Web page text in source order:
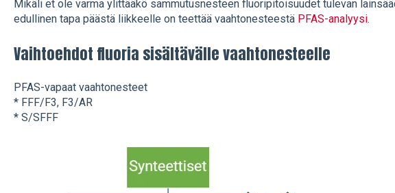
Mikäli et ole varma ylittääkö sammutusnesteen fluoripitoisuudet tulevan
edullinen tapa päästä liikkeelle on teettää vaahtonesteestä PFAS-analyysi.
Vaihtoehdot fluoria sisältävälle vaahtonesteelle
PFAS-vapaat vaahtonesteet
* FFF/F3, F3/AR
* S/SFFF